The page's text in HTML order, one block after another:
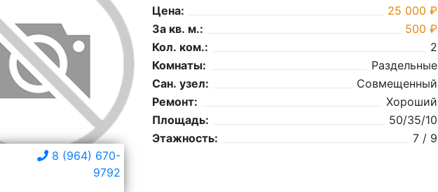
8 (964) 670-
9792
Цена:
25 000 ₽
За кв. м.:
500 ₽
Кол. ком.:
2
Комнаты:
Раздельные
Сан. узел:
Совмещенный
Ремонт:
Хороший
Площадь:
50/35/10
Этажность:
7 / 9